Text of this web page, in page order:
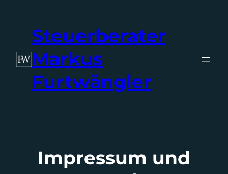
springenSteuerberater
Markus
Furtwängler
Impressum und